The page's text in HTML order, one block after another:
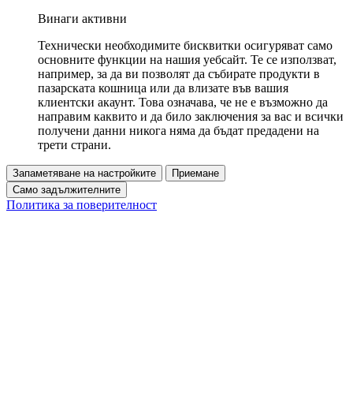
Винаги активни
Технически необходимите бисквитки осигуряват само
основните функции на нашия уебсайт. Те се използват,
например, за да ви позволят да събирате продукти в
пазарската кошница или да влизате във вашия
клиентски акаунт. Това означава, че не е възможно да
направим каквито и да било заключения за вас и всички
получени данни никога няма да бъдат предадени на
трети страни.
Запаметяване на настройките
Приемане
Само задължителните
Политика за поверителност